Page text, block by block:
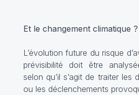
Et le changement climatique ?
L’évolution future du risque
prévisibilité doit être
selon qu’il s’agit de traiter les
ou les déclenchements